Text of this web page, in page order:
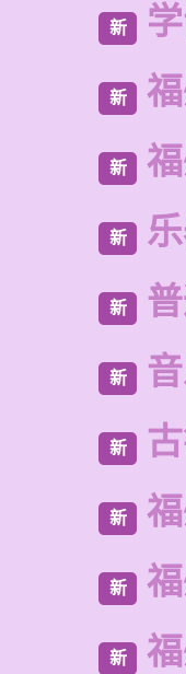
新
新
新
新
新
新
新
新
新
新